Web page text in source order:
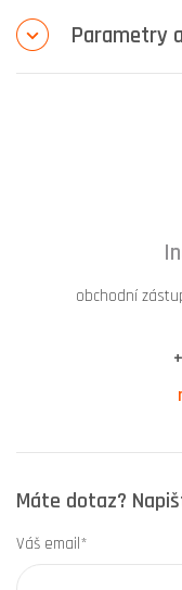
Parametry
obchodní
Máte dotaz?
Váš email*